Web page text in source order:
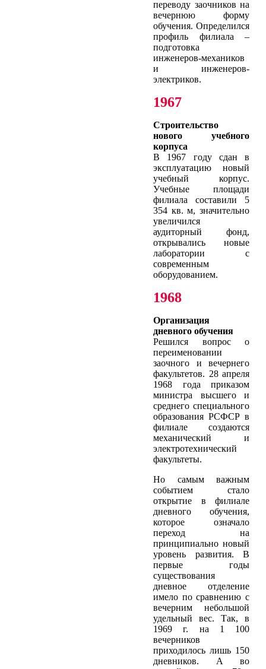
переводу заочников на
вечернюю форму
обучения. Определился
профиль филиала –
подготовка
инженеров-механиков
и инженеров-
электриков.
1967
Строительство
нового учебного
корпуса
В 1967 году сдан в
эксплуатацию новый
учебный корпус.
Учебные площади
филиала составили 5
354 кв. м, значительно
увеличился
аудиторный фонд,
открывались новые
лаборатории с
современным
оборудованием.
1968
Организация
дневного обучения
Решился вопрос о
переименовании
заочного и вечернего
факультетов. 28 апреля
1968 года приказом
министра высшего и
среднего специального
образования РСФСР в
филиале создаются
механический и
электротехнический
факультеты.
Но самым важным
событием стало
открытие в филиале
дневного обучения,
которое означало
переход на
принципиально новый
уровень развития. В
первые годы
существования
дневное отделение
имело по сравнению с
вечерним небольшой
удельный вес. Так, в
1969 г. на 1 100
вечерников
приходилось лишь 150
дневников. А во